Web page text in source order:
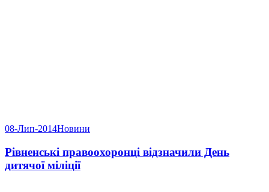
08-Лип-2014Новини
Рівненські правоохоронці відзначили День
дитячої міліції